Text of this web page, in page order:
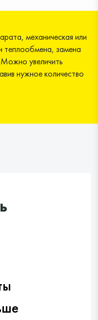
меха­ническая или
теплообмена, замена
увеличить
нужное количество